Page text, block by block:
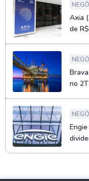
Axia
de
no